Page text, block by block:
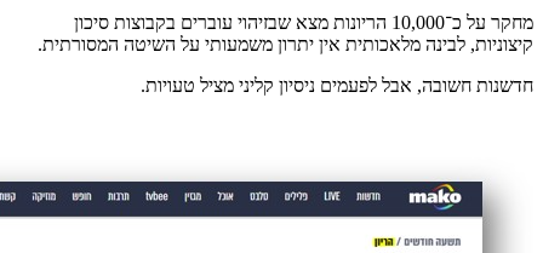
מחקר על כ־10,000 הריונות מצא שבזיהוי עוברים בקבוצות סיכון
קיצוניות, לבינה מלאכותית אין יתרון משמעותי על השיטה המסורתית.
חדשנות חשובה, אבל לפעמים ניסיון קליני מציל טעויות.